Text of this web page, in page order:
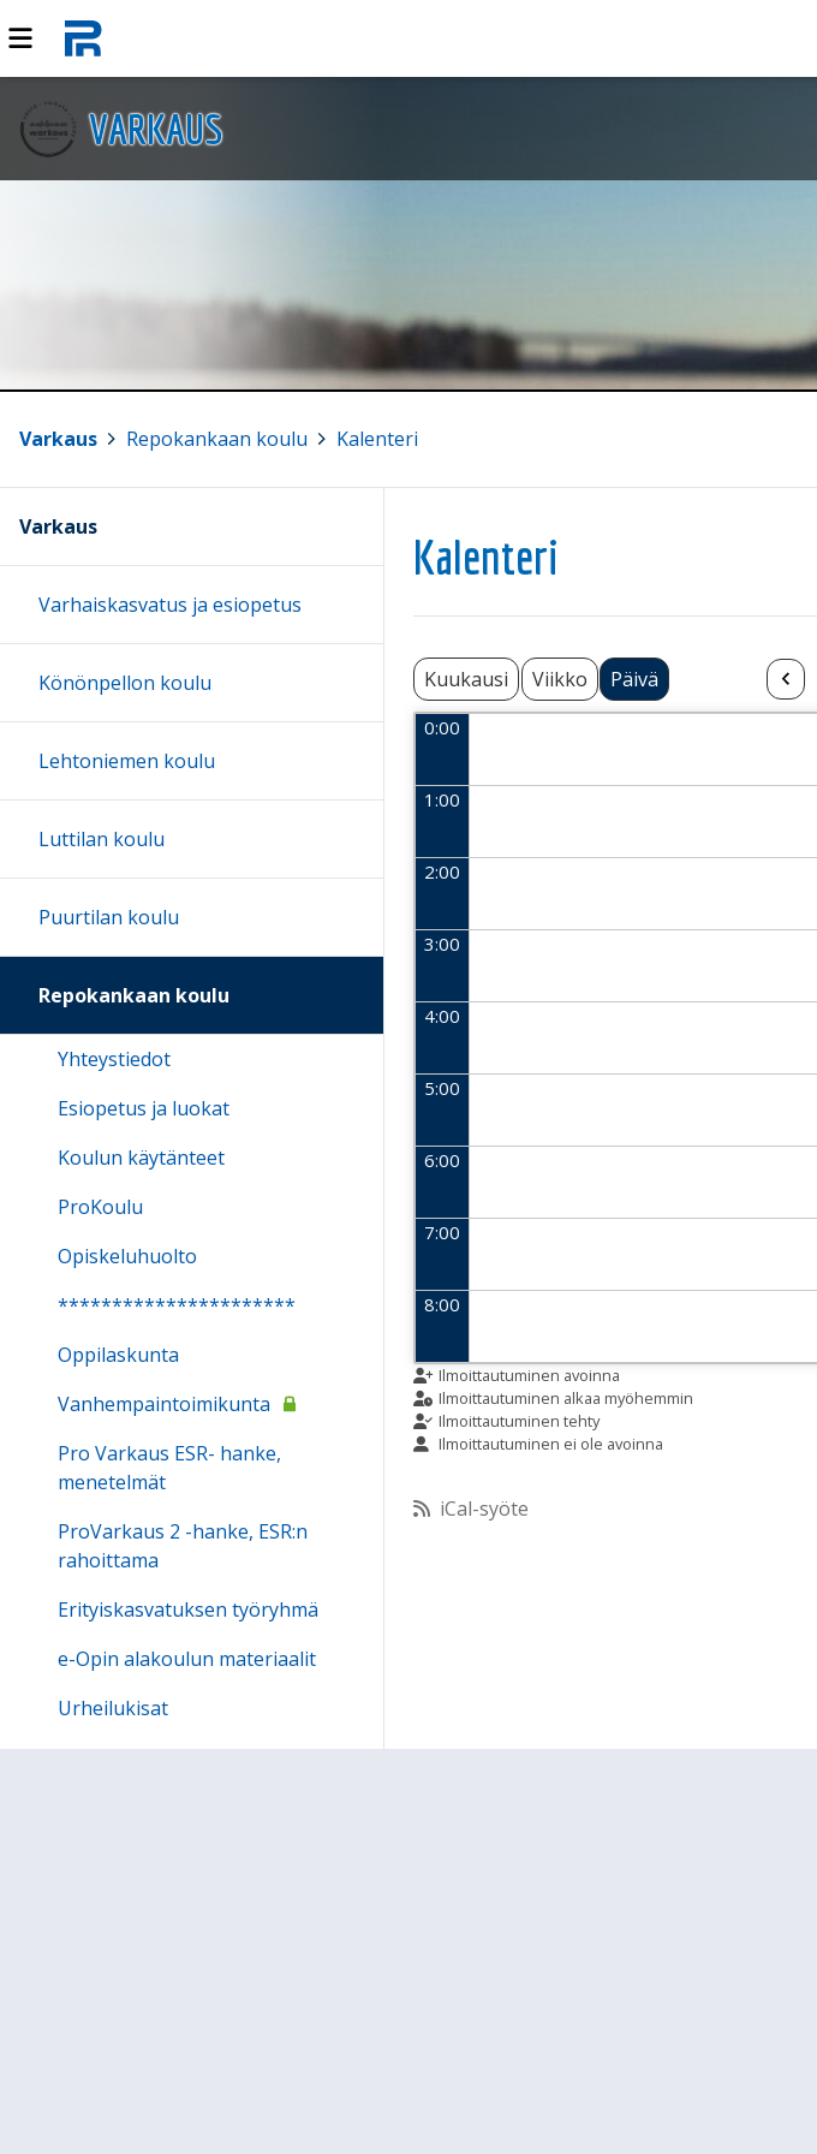
VARKAUS
Varkaus Repokankaan koulu Kalenteri
Kalenteri
Kuukausi Viikko Päivä
0:00
1:00
2:00
3:00
4:00
5:00
6:00
7:00
8:00
9:00
10:00
11:00
Ilmoittautuminen avoinna
Ilmoittautuminen alkaa myöhemmin
Ilmoittautuminen tehty
Ilmoittautuminen ei ole avoinna
iCal-syöte
Varkaus
Varhaiskasvatus ja esiopetus
Könönpellon koulu
Lehtoniemen koulu
Luttilan koulu
Puurtilan koulu
Repokankaan koulu
Yhteystiedot
Esiopetus ja luokat
Koulun käytänteet
ProKoulu
Opiskeluhuolto
**********************
Oppilaskunta
Vanhempaintoimikunta
Pro Varkaus ESR- hanke,
menetelmät
ProVarkaus 2 -hanke, ESR:n
rahoittama
Erityiskasvatuksen työryhmä
e-Opin alakoulun materiaalit
Urheilukisat
Iltapäivätoiminta